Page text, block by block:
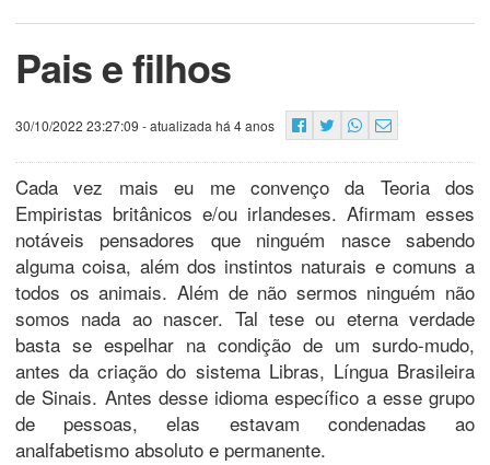
Pais e filhos
30/10/2022 23:27:09 - atualizada há 4 anos
Cada vez mais eu me convenço da Teoria dos
Empiristas britânicos e/ou irlandeses. Afirmam esses
notáveis pensadores que ninguém nasce sabendo
alguma coisa, além dos instintos naturais e comuns a
todos os animais. Além de não sermos ninguém não
somos nada ao nascer. Tal tese ou eterna verdade
basta se espelhar na condição de um surdo-mudo,
antes da criação do sistema Libras, Língua Brasileira
de Sinais. Antes desse idioma específico a esse grupo
de pessoas, elas estavam condenadas ao
analfabetismo absoluto e permanente.